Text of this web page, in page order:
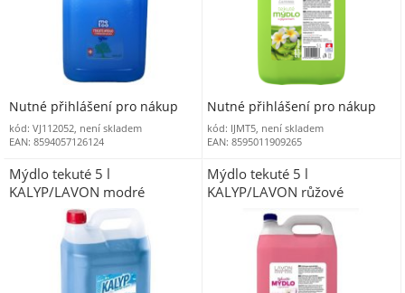
Nutné přihlášení pro nákup
kód: VJ112052, není skladem
EAN: 8594057126124
Nutné přihlášení pro nákup
kód: IJMT5, není skladem
EAN: 8595011909265
Mýdlo tekuté 5 l
KALYP/LAVON modré
Mýdlo tekuté 5 l
KALYP/LAVON růžové